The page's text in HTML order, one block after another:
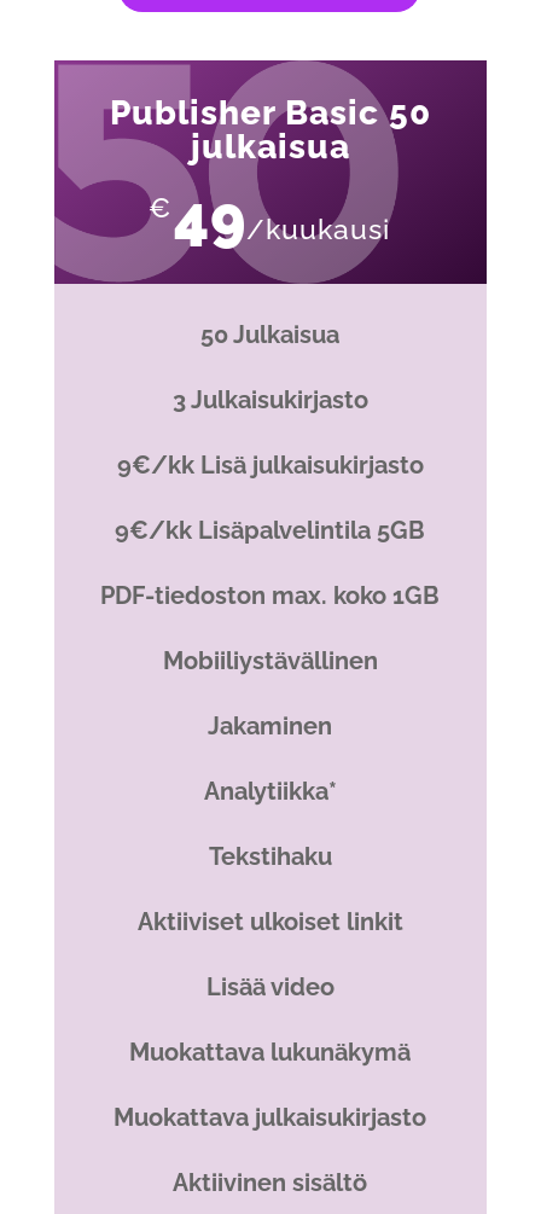
Publisher Basic 50
julkaisua
€49/kuukausi
50 Julkaisua
3 Julkaisukirjasto
9€/kk Lisä julkaisukirjasto
9€/kk Lisäpalvelintila 5GB
PDF-tiedoston max. koko 1GB
Mobiiliystävällinen
Jakaminen
Analytiikka*
Tekstihaku
Aktiiviset ulkoiset linkit
Lisää video
Muokattava lukunäkymä
Muokattava julkaisukirjasto
Aktiivinen sisältö